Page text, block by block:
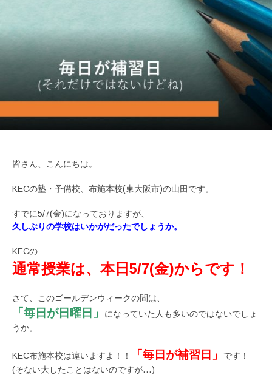
皆さん、こんにちは。
KECの塾・予備校、布施本校(東大阪市)の山田です。
すでに5/7(金)になっておりますが、
久しぶりの学校はいかがだったでしょうか。
KECの
通常授業は、本日5/7(金)からです！
さて、このゴールデンウィークの間は、
「毎日が日曜日」
になっていた人も多いのではないでしょ
うか。
KEC布施本校は違いますよ！！ 「毎日が補習日」
です！
(そない大したことはないのですが…)